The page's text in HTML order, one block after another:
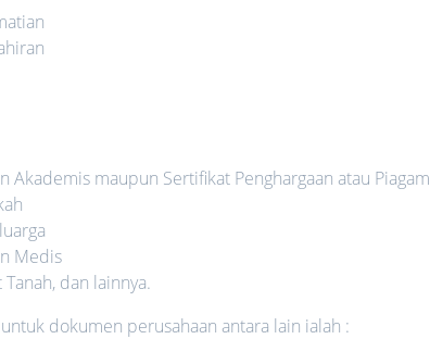
Akademis maupun Sertifikat Penghargaan atau Piagam
Medis
dan lainnya.
dokumen perusahaan antara lain ialah :